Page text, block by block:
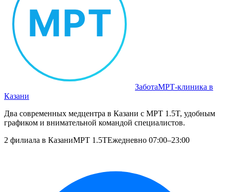
ЗаботаМРТ‑клиника в
Казани
Два современных медцентра в Казани с МРТ 1.5T, удобным
графиком и внимательной командой специалистов.
2 филиала в КазаниМРТ 1.5TЕжедневно 07:00–23:00